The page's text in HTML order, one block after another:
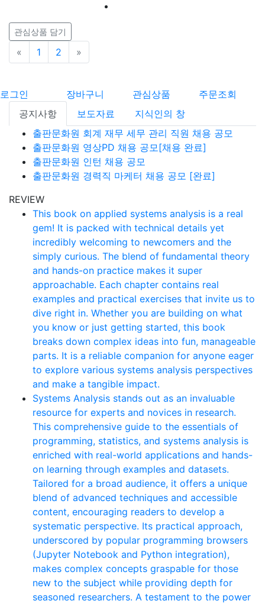
관심상품 담기
« 이전
1 2 »
로그인 장바구니 관심상품
주문조회
공지사항
보도자료
지식인의 창
출판문화원 회계 재무 세무 관리 직원 채용 공모
출판문화원 영상PD 채용 공모[채용 완료]
출판문화원 인턴 채용 공모
출판문화원 경력직 마케터 채용 공모 [완료]
REVIEW
This book on applied systems analysis is a real
gem! It is packed with technical details yet
incredibly welcoming to newcomers and the
simply curious. The blend of fundamental theory
and hands-on practice makes it super
approachable. Each chapter contains real
examples and practical exercises that invite us to
dive right in. Whether you are building on what
you know or just getting started, this book
breaks down complex ideas into fun, manageable
parts. It is a reliable companion for anyone eager
to explore various systems analysis perspectives
and make a tangible impact.
Systems Analysis stands out as an invaluable
resource for experts and novices in research.
This comprehensive guide to the essentials of
programming, statistics, and systems analysis is
enriched with real-world applications and hands-
on learning through examples and datasets.
Tailored for a broad audience, it offers a unique
blend of advanced techniques and accessible
content, encouraging readers to develop a
systematic perspective. Its practical approach,
underscored by popular programming browsers
(Jupyter Notebook and Python integration),
makes complex concepts graspable for those
new to the subject while providing depth for
seasoned researchers. A testament to the power